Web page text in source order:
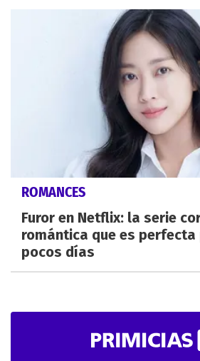
ROMANCES
Furor en Netflix: la serie
romántica que es perfecta
pocos días